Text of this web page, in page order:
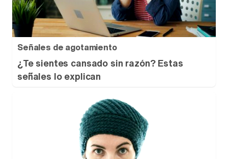
Señales de agotamiento
¿Te sientes cansado sin razón? Estas
señales lo explican